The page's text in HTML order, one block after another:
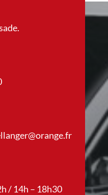
/ 14h – 18h30